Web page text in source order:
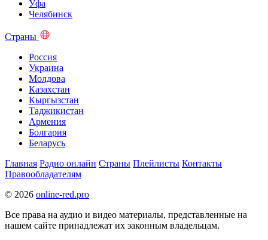
Уфа
Челябинск
Страны
Россия
Украина
Молдова
Казахстан
Кыргызстан
Таджикистан
Армения
Болгария
Беларусь
Главная Радио онлайн Страны Плейлисты Контакты
Правообладателям
© 2026 online-red.pro
Все права на аудио и видео материалы, представленные на
нашем сайте принадлежат их законным владельцам.